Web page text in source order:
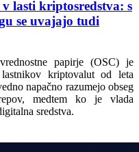
lasti kriptosredstva: s
se uvajajo tudi
papirje (OSC) je
kriptovalut od leta
napačno razumejo obseg
medtem ko je vlada
sredstva.